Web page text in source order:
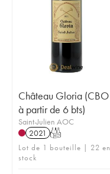
Château Gloria (CBO
à partir de 6 bts)
Saint-Julien AOC
2021 T
Lot de 1 bouteille | 22 en
stock